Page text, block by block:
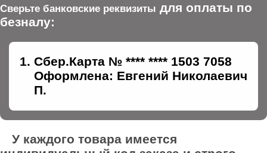
Сверьте банковские реквизиты для оплаты по
безналу:
Сбер.Карта № **** **** 1503 7058
Оформлена: Евгений Николаевич
П.
У каждого товара имеется